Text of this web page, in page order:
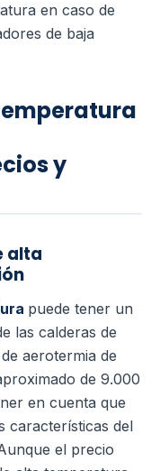
en caso de
de baja
y
alta
puede tener un
las calderas de
aerotermia de
de 9.000
en cuenta que
características del
el precio